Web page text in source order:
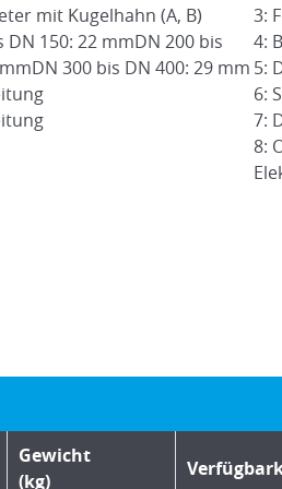
mit Kugelhahn (A, B)
DN 150: 22 mmDN 200 bis
300 bis DN 400: 29 mm
3:
4:
5:
6:
7:
8:
Gewicht
(kg)